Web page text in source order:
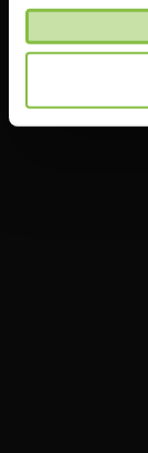
gesammelt
Zahlung bei
über Ihre